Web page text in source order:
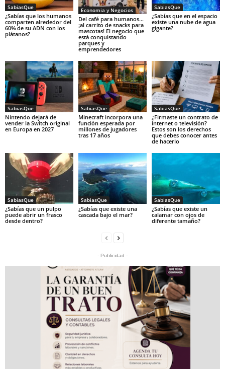
SabiasQue
¿Sabías que los humanos
comparten alrededor del
60% de su ADN con los
plátanos?
Economia y Negocios
Del café para humanos…
¡al carrito de snacks para
mascotas! El negocio que
está conquistando
parques y
emprendedores
SabiasQue
¿Sabías que en el espacio
existe una nube de agua
gigante?
SabiasQue
Nintendo dejará de
vender la Switch original
en Europa en 2027
SabiasQue
Minecraft incorpora una
función esperada por
millones de jugadores
tras 17 años
SabiasQue
¿Firmaste un contrato de
internet o televisión?
Estos son los derechos
que debes conocer antes
de hacerlo
SabiasQue
¿Sabías que un pulpo
puede abrir un frasco
desde dentro?
SabiasQue
¿Sabías que existe una
cascada bajo el mar?
SabiasQue
¿Sabías que existe un
calamar con ojos de
diferente tamaño?
- Publicidad -